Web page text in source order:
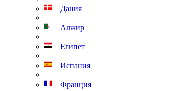
Дания
Алжир
Египет
Испания
Франция